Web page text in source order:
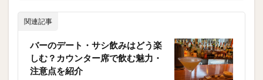
関連記事
バーのデート・サシ飲みはどう楽
しむ？カウンター席で飲む魅力・
注意点を紹介